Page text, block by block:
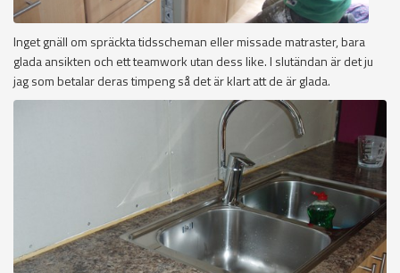
Inget gnäll om spräckta tidsscheman eller missade matraster, bara
glada ansikten och ett teamwork utan dess like. I slutändan är det ju
jag som betalar deras timpeng så det är klart att de är glada.